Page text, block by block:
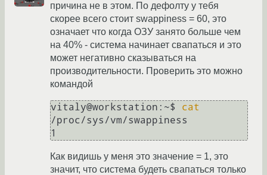
причина не в этом. По дефолту у тебя
скорее всего стоит swappiness = 60, это
означает что когда ОЗУ занято больше чем
на 40% - система начинает свапаться и это
может негативно сказываться на
производительности. Проверить это можно
командой
vitaly@workstation:~$ cat
/proc/sys/vm/swappiness
Как видишь у меня это значение = 1, это
значит, что система будеть свапаться только